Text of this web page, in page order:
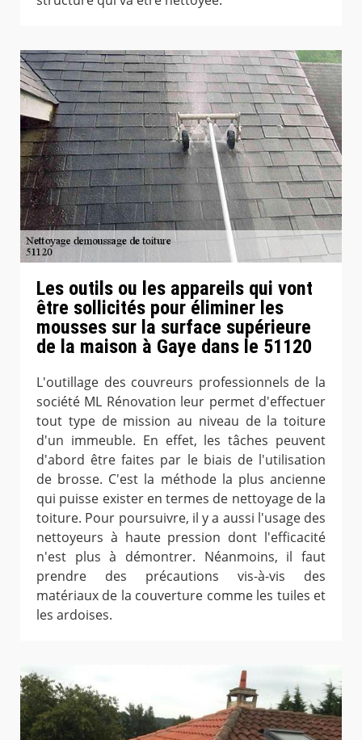
Les outils ou les appareils qui vont
être sollicités pour éliminer les
mousses sur la surface supérieure
de la maison à Gaye dans le 51120
L'outillage des couvreurs professionnels de la
société ML Rénovation leur permet d'effectuer
tout type de mission au niveau de la toiture
d'un immeuble. En effet, les tâches peuvent
d'abord être faites par le biais de l'utilisation
de brosse. C'est la méthode la plus ancienne
qui puisse exister en termes de nettoyage de la
toiture. Pour poursuivre, il y a aussi l'usage des
nettoyeurs à haute pression dont l'efficacité
n'est plus à démontrer. Néanmoins, il faut
prendre des précautions vis-à-vis des
matériaux de la couverture comme les tuiles et
les ardoises.